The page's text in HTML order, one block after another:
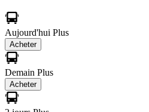
Aujourd'hui Plus
Acheter
Demain Plus
Acheter